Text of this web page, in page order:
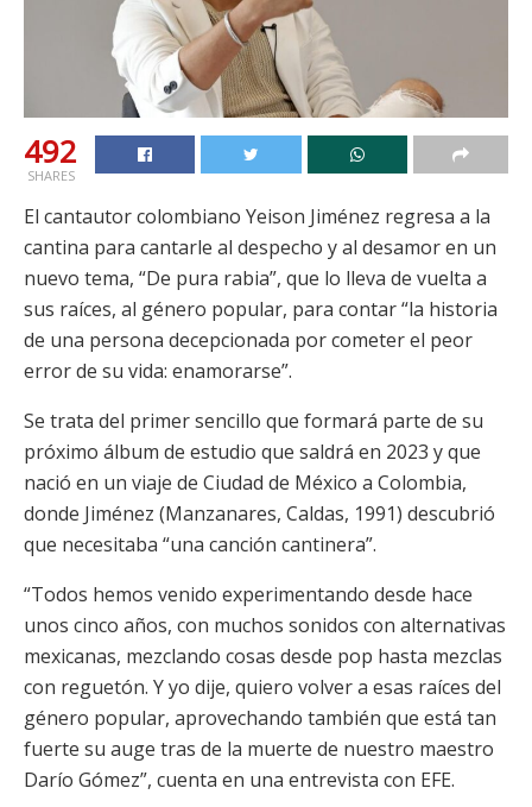
492
SHARES
El cantautor colombiano Yeison Jiménez regresa a la
cantina para cantarle al despecho y al desamor en un
nuevo tema, “De pura rabia”, que lo lleva de vuelta a
sus raíces, al género popular, para contar “la historia
de una persona decepcionada por cometer el peor
error de su vida: enamorarse”.
Se trata del primer sencillo que formará parte de su
próximo álbum de estudio que saldrá en 2023 y que
nació en un viaje de Ciudad de México a Colombia,
donde Jiménez (Manzanares, Caldas, 1991) descubrió
que necesitaba “una canción cantinera”.
“Todos hemos venido experimentando desde hace
unos cinco años, con muchos sonidos con alternativas
mexicanas, mezclando cosas desde pop hasta mezclas
con reguetón. Y yo dije, quiero volver a esas raíces del
género popular, aprovechando también que está tan
fuerte su auge tras de la muerte de nuestro maestro
Darío Gómez”, cuenta en una entrevista con EFE.